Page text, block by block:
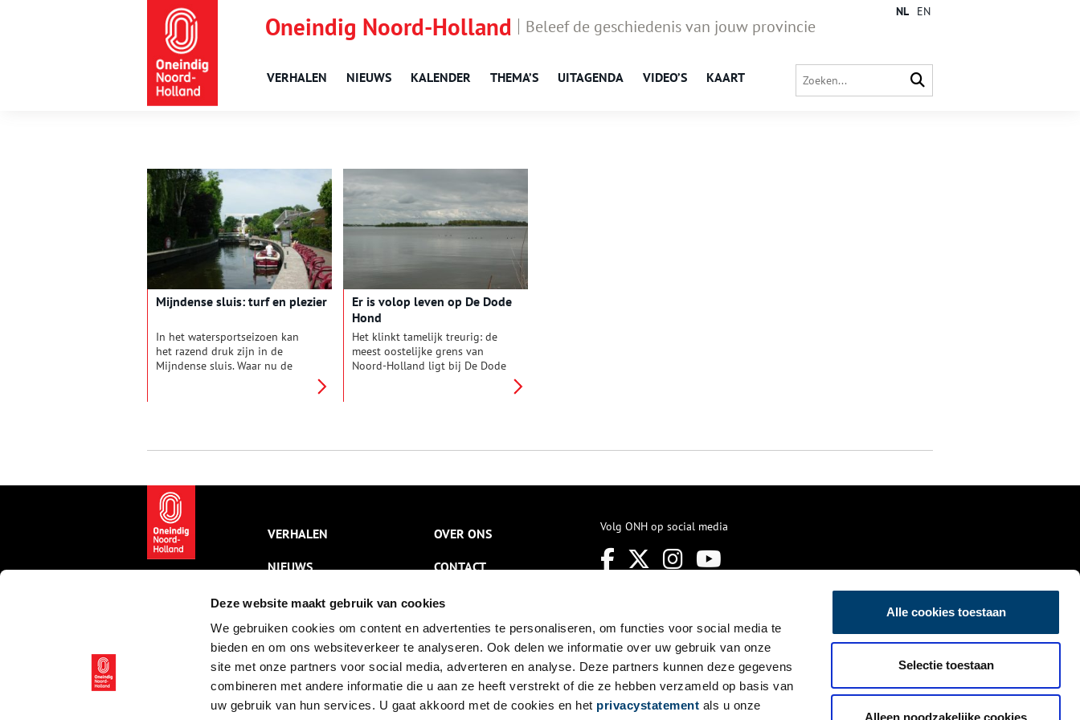
Deze website maakt gebruik van cookies
We gebruiken cookies om content en advertenties te personaliseren, om functies voor social media te
bieden en om ons websiteverkeer te analyseren. Ook delen we informatie over uw gebruik van onze
site met onze partners voor social media, adverteren en analyse. Deze partners kunnen deze gegevens
combineren met andere informatie die u aan ze heeft verstrekt of die ze hebben verzameld op basis van
uw gebruik van hun services. U gaat akkoord met de cookies en het privacystatement als u onze
Alle cookies toestaan
Selectie toestaan
Alleen noodzakelijke cookies
Oneindig Noord-Holland Beleef de geschiedenis van jouw provincie
VERHALEN NIEUWS KALENDER THEMA’S UITAGENDA VIDEO’S KAART
NL EN
Mijndense sluis: turf en plezier
In het watersportseizoen kan
het razend druk zijn in de
Mijndense sluis. Waar nu de
Er is volop leven op De Dode
Hond
Het klinkt tamelijk treurig: de
meest oostelijke grens van
Noord-Holland ligt bij De Dode
VERHALEN
NIEUWS
KALENDER
THEMA’S
ACTIVITEITEN
VIDEO’S
OVER ONS
CONTACT
NIEUWSBRIEF
DISCLAIMER
PRIVACY
TOEGANKELIJKHEID
Volg ONH op social media